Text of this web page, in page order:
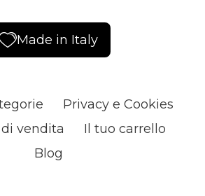
Made in Italy
Privacy e Cookies
vendita
Il tuo carrello
Blog